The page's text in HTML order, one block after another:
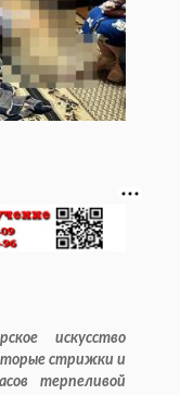
искусство
стрижки и
терпеливой